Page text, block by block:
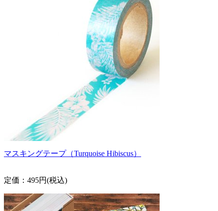
マスキングテープ（Turquoise Hibiscus）
定価：495円(税込)